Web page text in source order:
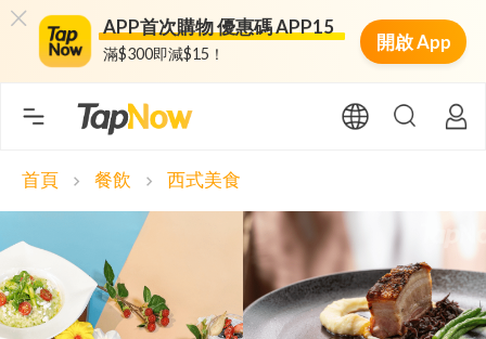
APP首次購物 優惠碼 APP15
滿$300即減$15！
開啟 App
首頁 chevron_right 餐飲 chevron_right 西式美食